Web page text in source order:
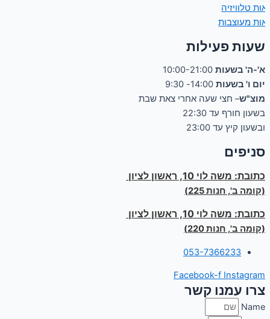
טלוויזיה
מעוצבות
שעות פעילות
א'-ה' בשעות
יום ו' בשעות
מוצ"ש– חצי שעה אחרי צאת שבת
בשעון חורף עד 22:30
ובשעון קיץ עד 23:00
סניפים
כתובת: משה לוי 10, ראשון לציון
(קומה ב', חנות 225)
כתובת: משה לוי 10, ראשון לציון
(קומה ב', חנות 220)
053-7366233
Facebook-f Instagram
צרו עמנו קשר
Name